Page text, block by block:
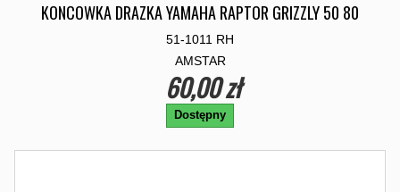
KONCOWKA DRAZKA YAMAHA RAPTOR GRIZZLY 50 80
51-1011 RH
AMSTAR
60,00 zł
Dostępny